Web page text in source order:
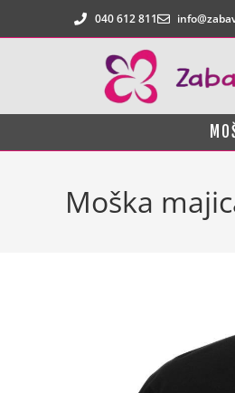
040 612 811
Moška